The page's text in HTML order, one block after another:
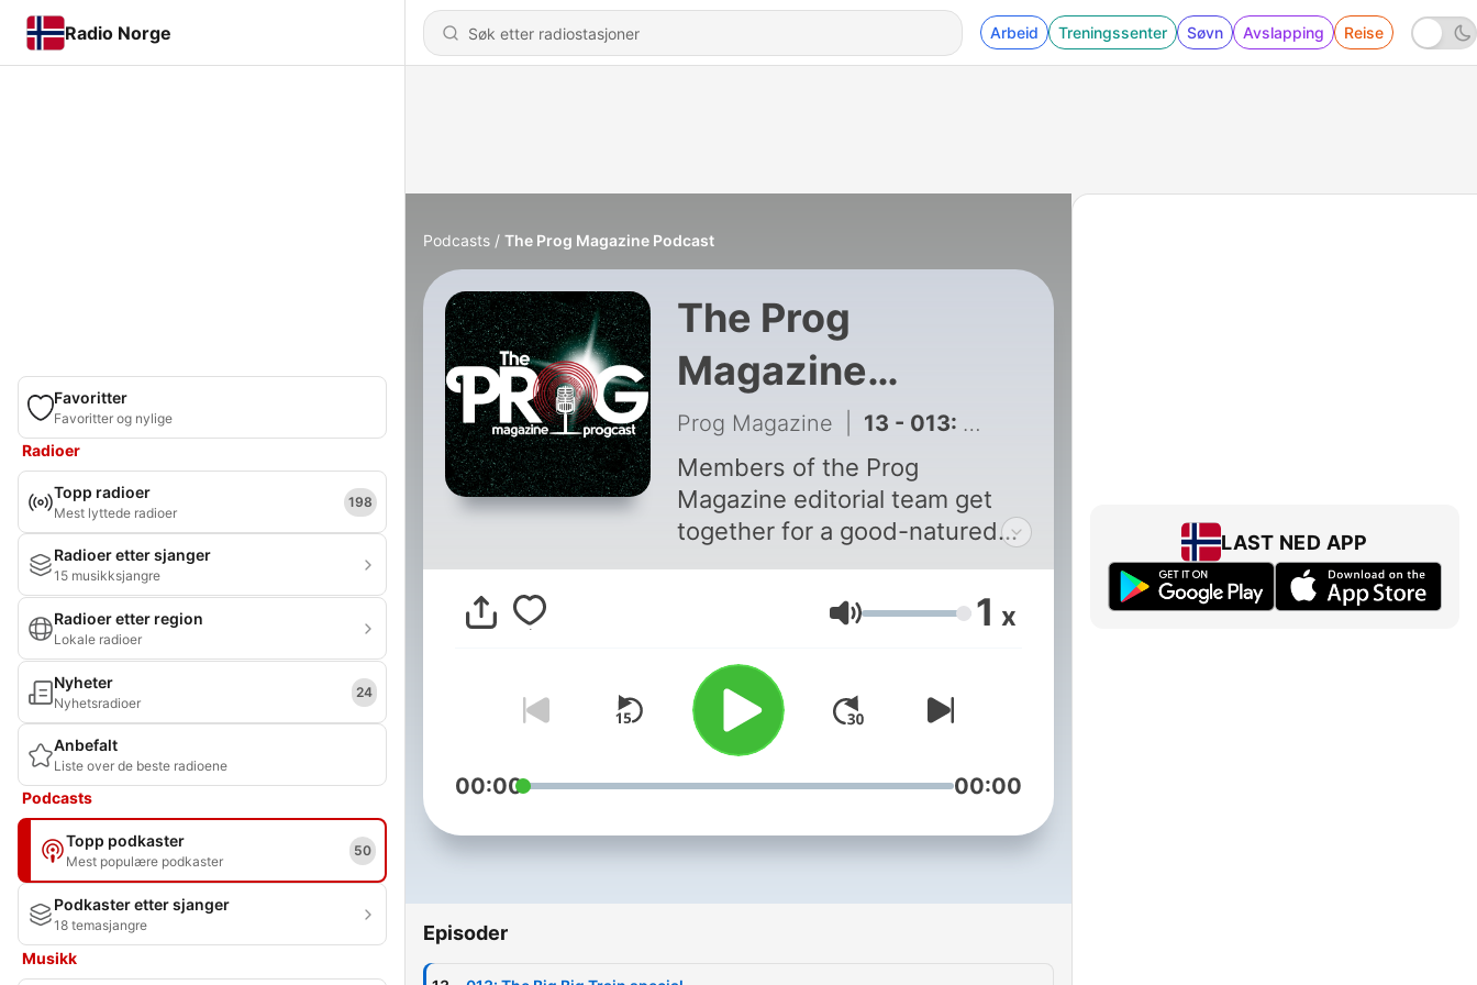
Radio Norge Arbeid Treningssenter Søvn Avslapping Reise
Favoritter
Favoritter og nylige
Radioer
Topp radioer
Mest lyttede radioer
198
Radioer etter sjanger
15 musikksjangre
Radioer etter region
Lokale radioer
Nyheter
Nyhetsradioer
24
Anbefalt
Liste over de beste radioene
Podcasts
Topp podkaster
Mest populære podkaster
50
Podkaster etter sjanger
18 temasjangre
Musikk
Podcasts The Prog Magazine Podcast
The Prog
Magazine
Podcast
Prog Magazine 13 - 013: The Big Big Train special…
Members of the Prog
Magazine editorial team get
together for a good-natured
discussion of all matters
progressive rock, answer
readers' questions and chat
with luminaries from the prog
world...
Volum 1 x
00:00 00:00
Episoder
LAST NED APP